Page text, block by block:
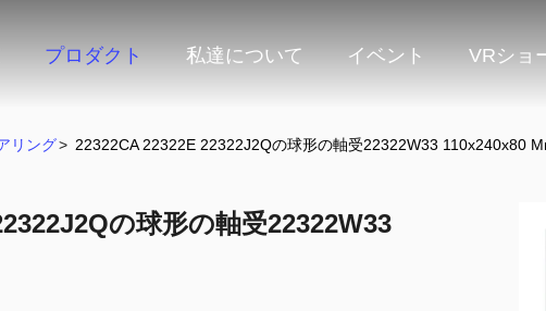
プロダクト 私達について イベント VRショ
リング> 22322CA 22322E 22322J2Qの球形の軸受22322W33 110x240x80
の球形の軸受22322W33